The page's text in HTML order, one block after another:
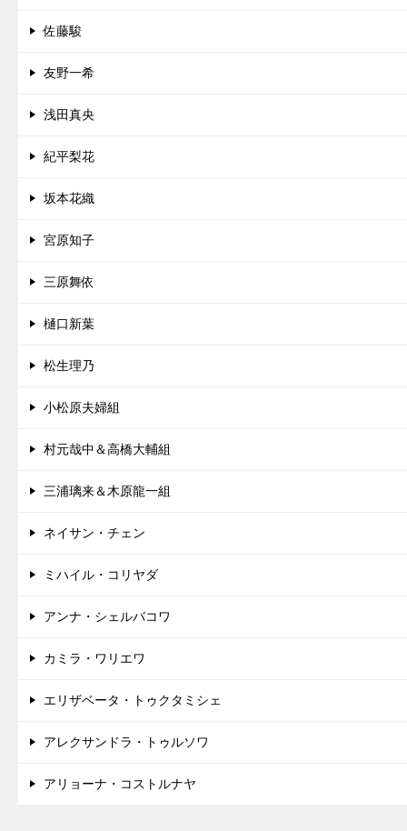
佐藤駿
友野一希
浅田真央
紀平梨花
坂本花織
宮原知子
三原舞依
樋口新葉
松生理乃
小松原夫婦組
村元哉中＆高橋大輔組
三浦璃来＆木原龍一組
ネイサン・チェン
ミハイル・コリヤダ
アンナ・シェルバコワ
カミラ・ワリエワ
エリザベータ・トゥクタミシェ
アレクサンドラ・トゥルソワ
アリョーナ・コストルナヤ